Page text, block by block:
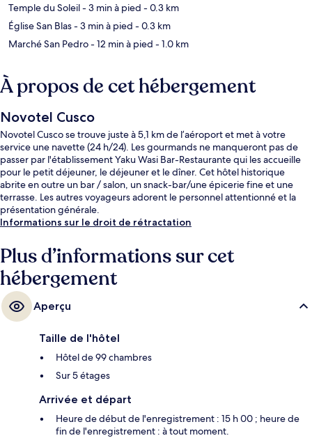
Temple du Soleil- 3 min à pied - 0.3 km
Église San Blas- 3 min à pied - 0.3 km
Marché San Pedro- 12 min à pied - 1.0 km
À propos de cet hébergement
Novotel Cusco
Novotel Cusco se trouve juste à 5,1 km de l’aéroport et met à votre
service une navette (24 h/24). Les gourmands ne manqueront pas de
passer par l'établissement Yaku Wasi Bar-Restaurante qui les accueille
pour le petit déjeuner, le déjeuner et le dîner. Cet hôtel historique
abrite en outre un bar / salon, un snack-bar/une épicerie fine et une
terrasse. Les autres voyageurs adorent le personnel attentionné et la
présentation générale.
Informations sur le droit de rétractation
Plus d’informations sur cet
hébergement
Aperçu
Taille de l'hôtel
Hôtel de 99 chambres
Sur 5 étages
Arrivée et départ
Heure de début de l'enregistrement : 15 h 00 ; heure de
fin de l'enregistrement : à tout moment.